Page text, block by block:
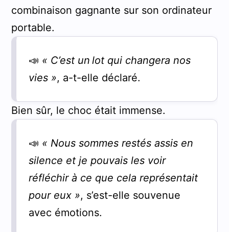
combinaison gagnante sur son ordinateur
portable.
📣 « C’est un lot qui changera nos
vies », a-t-elle déclaré.
Bien sûr, le choc était immense.
📣 « Nous sommes restés assis en
silence et je pouvais les voir
réfléchir à ce que cela représentait
pour eux », s’est-elle souvenue
avec émotions.